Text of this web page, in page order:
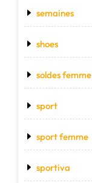
semaines
shoes
soldes femme
sport
sport femme
sportiva